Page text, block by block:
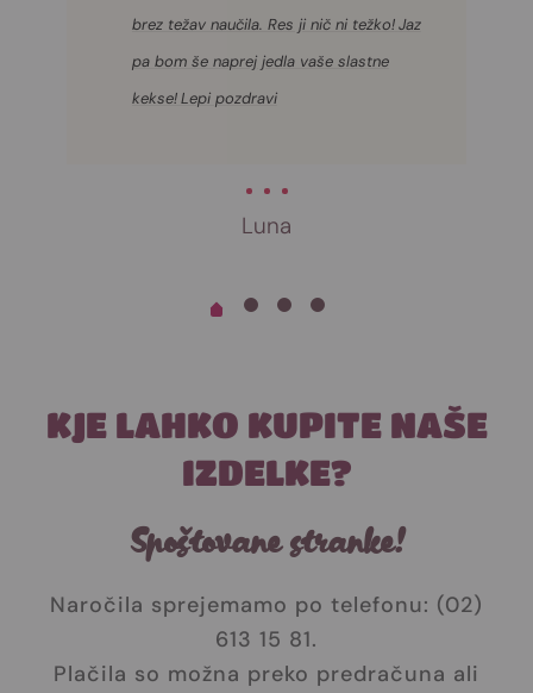
brez težav naučila. Res ji nič ni težko!Jaz
pa bom še naprej jedla vaše slastne
kekse!Lepi pozdravi
Luna
KJE LAHKO KUPITE NAŠE
IZDELKE?
Spoštovane stranke!
Naročila sprejemamo po telefonu: (02)
613 15 81.
Plačila so možna preko predračuna ali